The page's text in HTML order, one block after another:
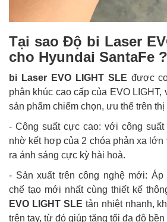
Tại sao Độ bi Laser
cho Hyundai SantaFe ?
bi Laser EVO LIGHT SLE được
phân khúc cao cấp của EVO LIGHT,
sản phẩm chiếm chọn, ưu thế trên
- Công suất cực cao: với công
nhờ kết hợp của 2 chóa phản xạ
ra ánh sáng cực kỳ hài hoà.
- Sản xuất trên công nghệ mới: Áp
chế tạo mới nhất cùng thiết kế
EVO LIGHT SLE tản nhiệt nhanh,
trên tay, từ đó giúp tăng tối đa độ bền